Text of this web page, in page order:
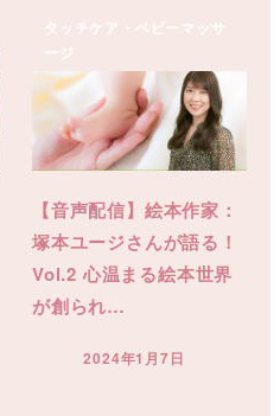
タッチケア・ベビーマッサ
ージ
【音声配信】絵本作家：
塚本ユージさんが語る！
Vol.2 心温まる絵本世界
が創られ…
投稿日
2024年1月7日